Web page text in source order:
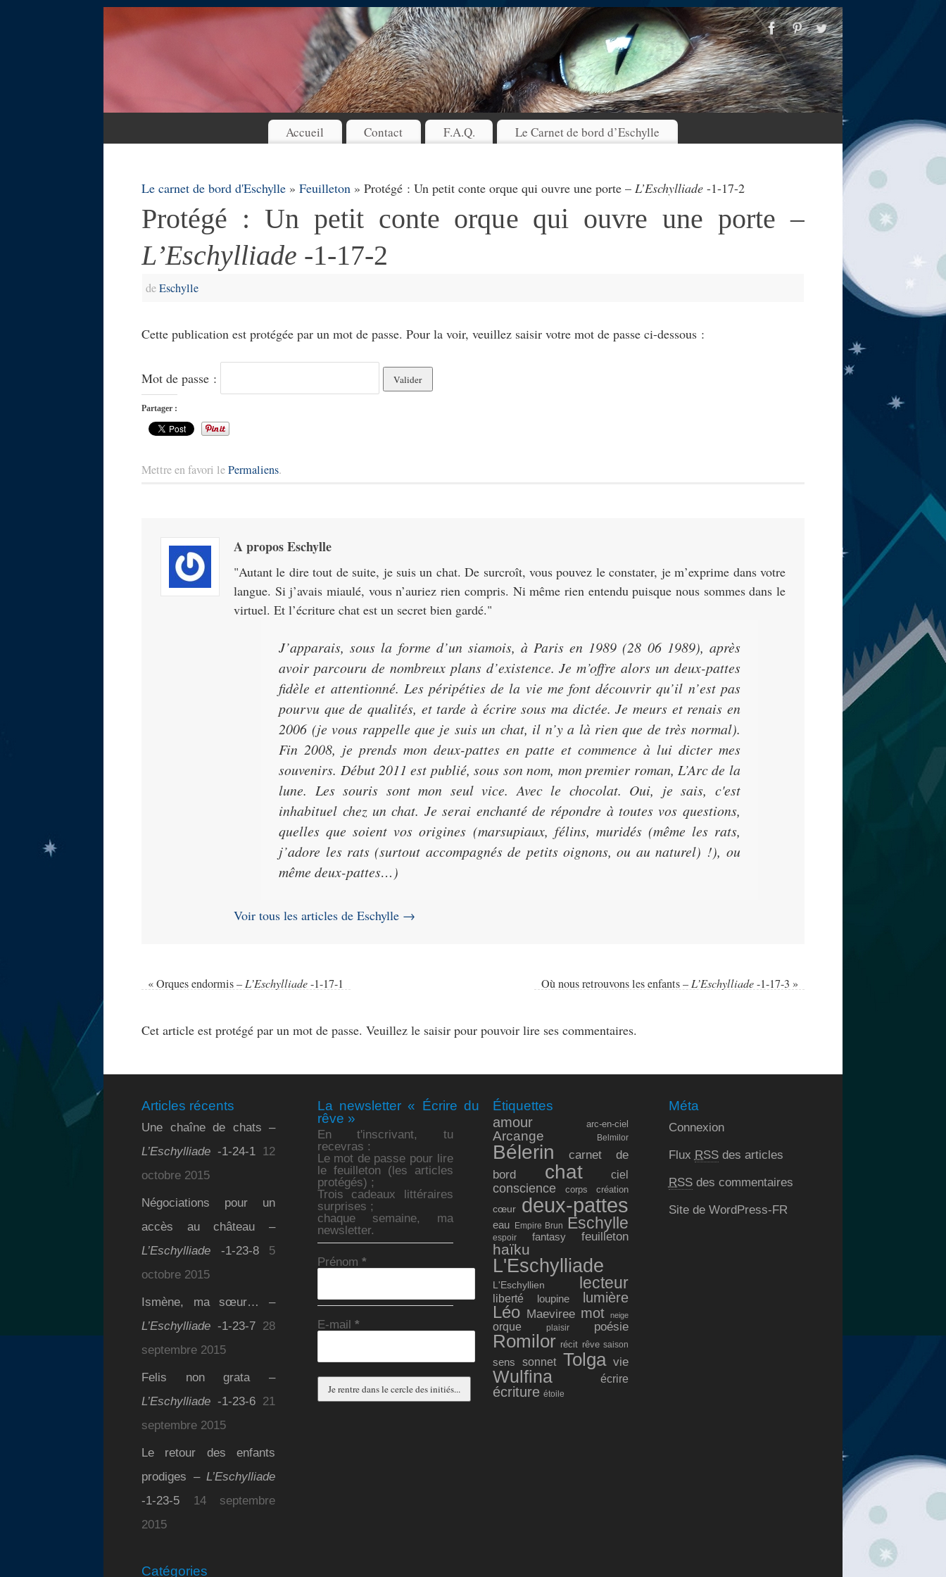
Accueil Contact F.A.Q. Le Carnet de bord d’Eschylle
Le carnet de bord d'Eschylle » Feuilleton » Protégé : Un petit conte orque qui ouvre une porte – L’Eschylliade -1-17-2
Protégé : Un petit conte orque qui ouvre une porte –
L’Eschylliade -1-17-2
deEschylle
Cette publication est protégée par un mot de passe. Pour la voir, veuillez saisir votre mot de passe ci-dessous :
Mot de passe :
Partager :
Mettre en favori lePermaliens.
A propos Eschylle
Autant le dire tout de suite, je suis un chat. De surcroît, vous pouvez le constater, je m’exprime dans votre
langue. Si j’avais miaulé, vous n’auriez rien compris. Ni même rien entendu puisque nous sommes dans le
virtuel. Et l’écriture chat est un secret bien gardé.
J’apparais, sous la forme d’un siamois, à Paris en 1989 (28 06 1989), après
avoir parcouru de nombreux plans d’existence. Je m’offre alors un deux-pattes
fidèle et attentionné. Les péripéties de la vie me font découvrir qu’il n’est pas
pourvu que de qualités, et tarde à écrire sous ma dictée. Je meurs et renais en
2006 (je vous rappelle que je suis un chat, il n’y a là rien que de très normal).
Fin 2008, je prends mon deux-pattes en patte et commence à lui dicter mes
souvenirs. Début 2011 est publié, sous son nom, mon premier roman, L’Arc de la
lune. Les souris sont mon seul vice. Avec le chocolat. Oui, je sais, c'est
inhabituel chez un chat. Je serai enchanté de répondre à toutes vos questions,
quelles que soient vos origines (marsupiaux, félins, muridés (même les rats,
j’adore les rats (surtout accompagnés de petits oignons, ou au naturel) !), ou
même deux-pattes…)
Voir tous les articles de Eschylle →
«Orques endormis –L’Eschylliade-1-17-1 Où nous retrouvons les enfants – L’Eschylliade-1-17-3 »
Cet article est protégé par un mot de passe. Veuillez le saisir pour pouvoir lire ses commentaires.
Articles récents
Une chaîne de chats –
L’Eschylliade -1-24-1 12
octobre 2015
Négociations pour un
accès au château –
L’Eschylliade -1-23-8
5
octobre 2015
Ismène, ma sœur… –
L’Eschylliade -1-23-7 28
septembre 2015
Felis non grata –
L’Eschylliade -1-23-6 21
septembre 2015
Le retour des enfants
prodiges –L’Eschylliade
-1-23-5
14 septembre
2015
Catégories
La newsletter « Écrire du
rêve »
En t'inscrivant, tu
recevras :
Le mot de passe pour lire
le feuilleton (les articles
protégés) ;
Trois cadeaux littéraires
surprises ;
chaque semaine, ma
newsletter.
Prénom *
E-mail *
Étiquettes
amour arc-en-ciel
Arcange Belmilor
Bélerin
carnet de
bord
chat ciel
conscience corps création
cœur deux-pattes
eau Empire Brun Eschylle
espoir fantasy feuilleton
haïku
L'Eschylliade
L'Eschyllien lecteur
liberté loupine lumière
Léo Maeviree mot neige
orque plaisir poésie
Romilor récit rêve saison
sens sonnet Tolga vie
Wulfina écrire
écriture étoile
Méta
Connexion
Flux RSSdes articles
RSSdes commentaires
Site de WordPress-FR